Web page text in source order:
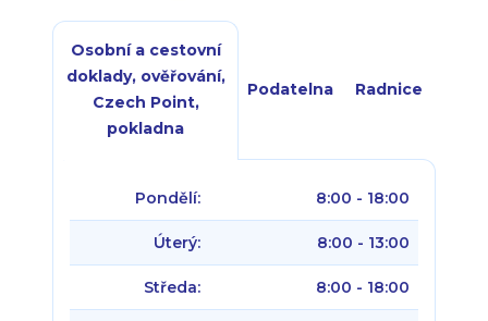
Osobní a cestovní
doklady, ověřování,
Czech Point,
pokladna
Podatelna Radnice
Pondělí: 8:00 - 18:00
Úterý: 8:00 - 13:00
Středa: 8:00 - 18:00